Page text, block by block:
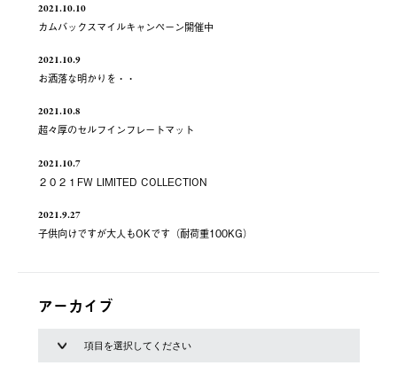
2021.10.10
カムバックスマイルキャンペーン開催中
2021.10.9
お洒落な明かりを・・
2021.10.8
超々厚のセルフインフレートマット
2021.10.7
２０２１FW LIMITED COLLECTION
2021.9.27
子供向けですが大人もOKです（耐荷重100KG）
アーカイブ